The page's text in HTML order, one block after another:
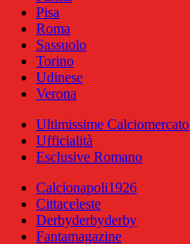
Pisa
Roma
Sassuolo
Torino
Udinese
Verona
Ultimissime Calciomercato
Ufficialità
Esclusive Romano
Calcionapoli1926
Cittaceleste
Derbyderbyderby
Fantamagazine